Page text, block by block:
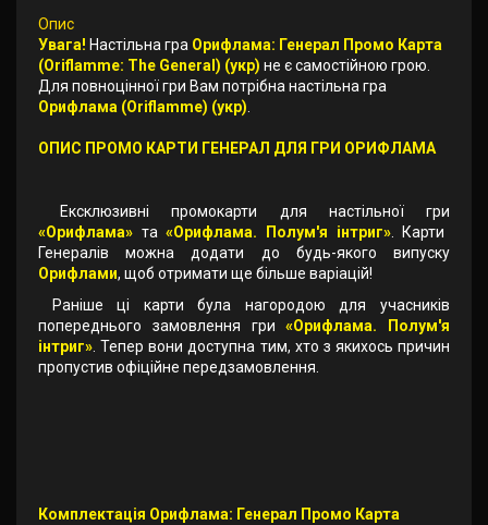
Опис
Увага! Настільна гра Орифлама: Генерал Промо Карта
(Oriflamme: The General) (укр) не є самостійною грою.
Для повноцінної гри Вам потрібна настільна гра
Орифлама (Oriflamme) (укр)
ОПИС ПРОМО КАРТИ ГЕНЕРАЛ ДЛЯ ГРИ ОРИФЛАМА
Ексклюзивні промокарти для настільної гри
«Орифлама» та «Орифлама. Полум'я інтриг». Карти
Генералів можна додати до будь-якого випуску
Орифлами, щоб отримати ще більше варіацій!
Раніше ці карти була нагородою для учасників
попереднього замовлення гри«Орифлама. Полум'я
інтриг» . Тепер вони доступна тим, хто з якихось причин
пропустив офіційне передзамовлення.
Комплектація Орифлама: Генерал Промо Карта